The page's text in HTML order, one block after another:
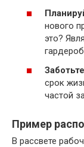
нового
это?
срок
частой
Пример
В рассвете